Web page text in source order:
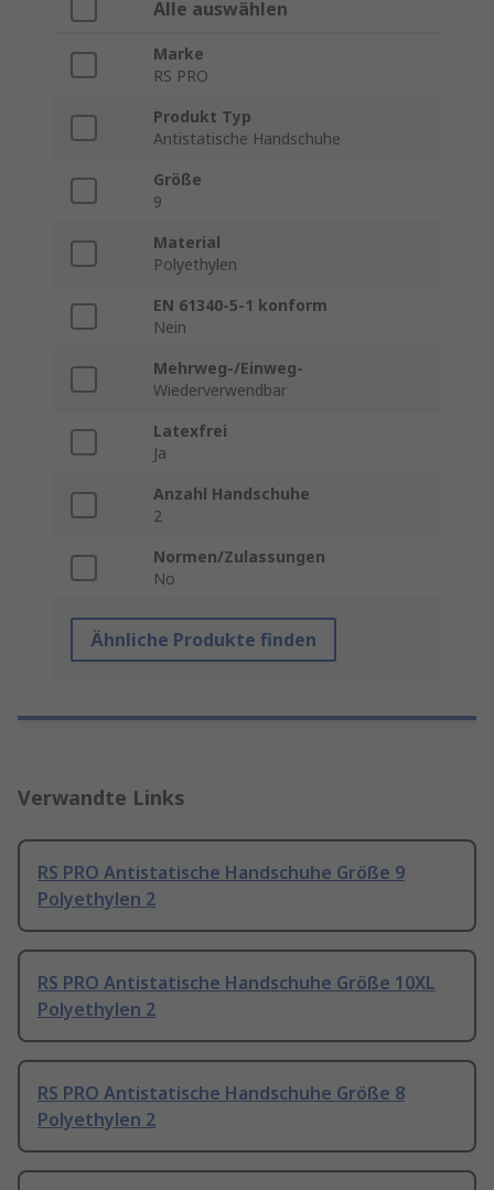
Alle auswählen
Marke
RS PRO
Produkt Typ
Antistatische Handschuhe
Größe
9
Material
Polyethylen
EN 61340-5-1 konform
Nein
Mehrweg-/Einweg-
Wiederverwendbar
Latexfrei
Ja
Anzahl Handschuhe
2
Normen/Zulassungen
No
Ähnliche Produkte finden
Verwandte Links
RS PRO Antistatische Handschuhe Größe 9
Polyethylen 2
RS PRO Antistatische Handschuhe Größe 10XL
Polyethylen 2
RS PRO Antistatische Handschuhe Größe 8
Polyethylen 2